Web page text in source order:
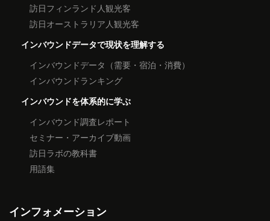
訪日フィンランド人観光客
訪日オーストラリア人観光客
インバウンドデータで現状を理解する
インバウンドデータ（需要・宿泊・消費）
インバウンドランキング
インバウンドを体系的に学ぶ
インバウンド調査レポート
セミナー・アーカイブ動画
訪日ラボの教科書
用語集
インフォメーション